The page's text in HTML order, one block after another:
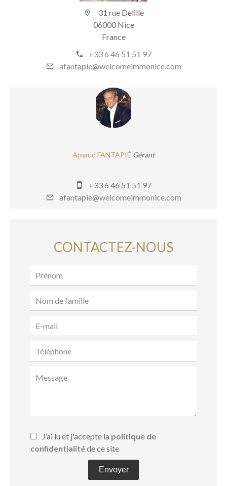
31 rue Delille
06000 Nice
France
+33 6 46 51 51 97
afantapie@welcomeimmonice.com
Arnaud FANTAPIÉ Gérant
+33 6 46 51 51 97
afantapie@welcomeimmonice.com
CONTACTEZ-NOUS
J’ai lu et j'accepte la politique de
confidentialitéde ce site
Envoyer